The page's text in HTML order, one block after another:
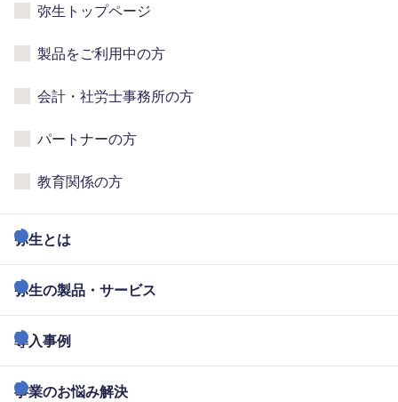
弥生トップページ
製品をご利用中の方
会計・社労士事務所の方
パートナーの方
教育関係の方
弥生とは
弥生の製品・サービス
導入事例
事業のお悩み解決